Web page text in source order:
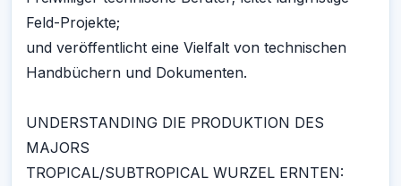
Feld-Projekte;
und veröffentlicht eine Vielfalt von technischen
Handbüchern und Dokumenten.
UNDERSTANDING DIE PRODUKTION DES
MAJORS
TROPICAL/SUBTROPICAL WURZEL ERNTEN: